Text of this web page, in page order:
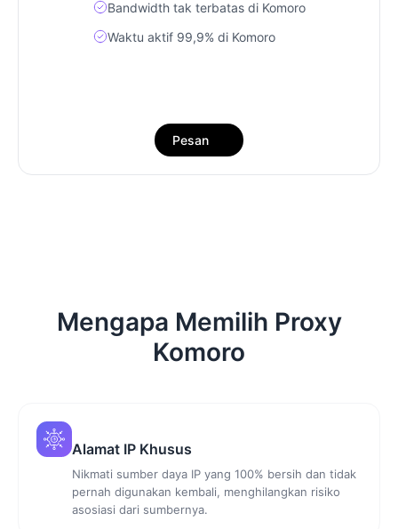
Bandwidth tak terbatas di Komoro
Waktu aktif 99,9% di Komoro
Pesan
Mengapa Memilih Proxy
Komoro
Alamat IP Khusus
Nikmati sumber daya IP yang 100% bersih dan tidak
pernah digunakan kembali, menghilangkan risiko
asosiasi dari sumbernya.